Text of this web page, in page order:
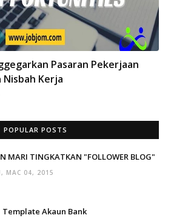
Pasaran Pekerjaan
Kerja
POPULAR POSTS
MARI TINGKATKAN "FOLLOWER BLOG"
MAC 04, 2015
Template Akaun Bank